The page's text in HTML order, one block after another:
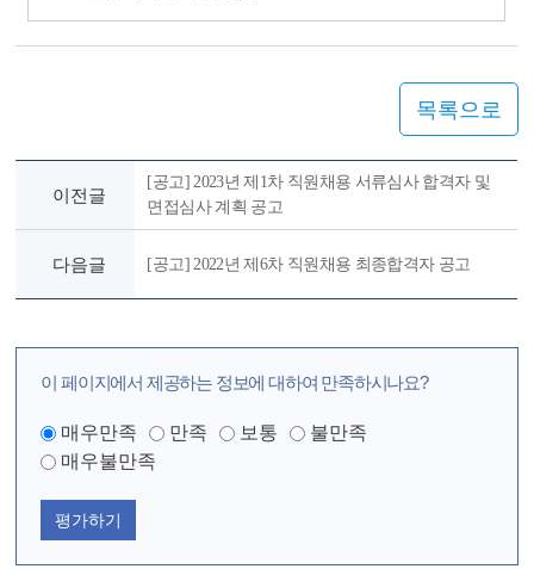
목록으로
이전글
[공고] 2023년 제1차 직원채용 서류심사 합격자 및
면접심사 계획 공고
다음글 [공고] 2022년 제6차 직원채용 최종합격자 공고
이 페이지에서 제공하는 정보에 대하여 만족하시나요?
매우만족 만족 보통
불만족
매우불만족
평가하기